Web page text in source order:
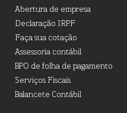
Abertura de empresa
Declaração IRPF
Faça sua cotação
Assessoria contábil
BPO de folha de pagamento
Serviços Fiscais
Balancete Contábil